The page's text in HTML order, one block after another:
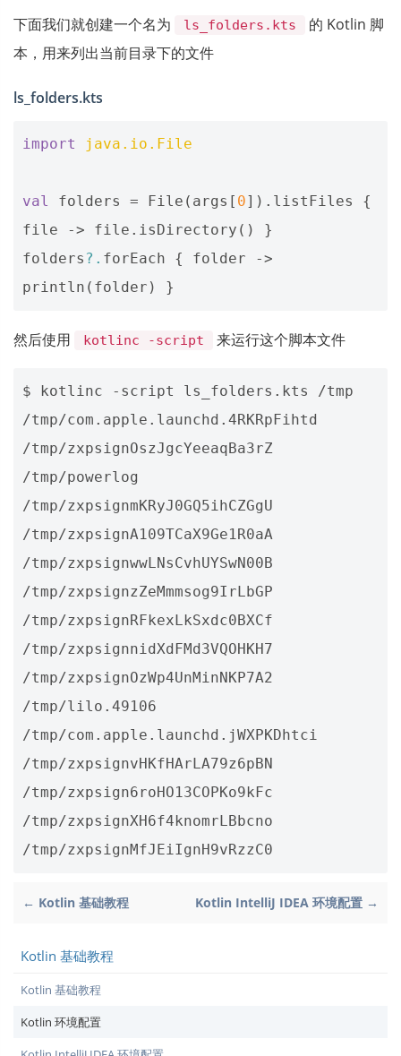
下面我们就创建一个名为 ls_folders.kts
的 Kotlin 脚
本，用来列出当前目录下的文件
ls_folders.kts
import java.io.File
val folders = File ( args [ 0]). listFiles
{
file
-> file . isDirectory ()
}
folders ?. forEach { folder
->
println ( folder ) }
然后使用 kotlinc -script 来运行这个脚本文件
$ kotlinc -script ls_folders.kts /tmp
/tmp/com.apple.launchd.4RKRpFihtd
/tmp/zxpsignOszJgcYeeaqBa3rZ
/tmp/powerlog
/tmp/zxpsignmKRyJ0GQ5ihCZGgU
/tmp/zxpsignA109TCaX9Ge1R0aA
/tmp/zxpsignwwLNsCvhUYSwN00B
/tmp/zxpsignzZeMmmsog9IrLbGP
/tmp/zxpsignRFkexLkSxdc0BXCf
/tmp/zxpsignnidXdFMd3VQOHKH7
/tmp/zxpsignOzWp4UnMinNKP7A2
/tmp/lilo.49106
/tmp/com.apple.launchd.jWXPKDhtci
/tmp/zxpsignvHKfHArLA79z6pBN
/tmp/zxpsign6roHO13COPKo9kFc
/tmp/zxpsignXH6f4knomrLBbcno
← Kotlin 基础教程 Kotlin IntelliJ IDEA 环境配置 →
Kotlin 基础教程
Kotlin 基础教程
Kotlin 环境配置